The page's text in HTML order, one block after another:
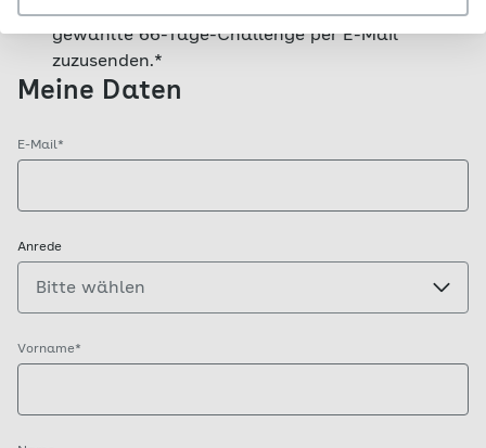
gewählte 66-Tage-Challenge per E-Mail
zuzusenden.*
Meine Daten
E-Mail*
Anrede
Vorname*